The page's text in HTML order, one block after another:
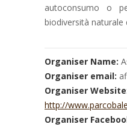
autoconsumo o
biodiversità naturale
Organiser Name:
Organiser email:
Organiser
http://
Organiser